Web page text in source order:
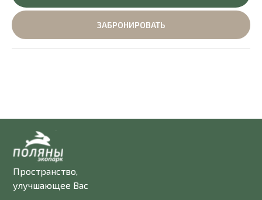
ЗАБРОНИРОВАТЬ
Пространство,
улучшающее Вас